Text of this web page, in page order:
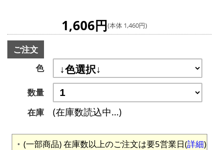
1,606円(本体 1,460円)
ご注文
色
数量
在庫
(在庫数読込中...)
(一部商品) 在庫数以上のご注文は要5営業日(詳細)